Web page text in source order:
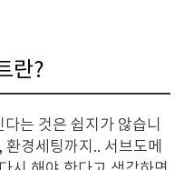
란?
는 것은 쉽지가 않습니
경세팅까지.. 서브도메